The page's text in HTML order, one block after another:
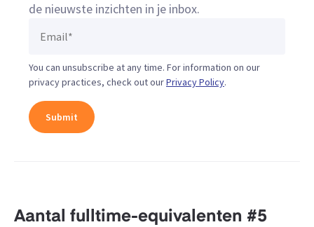
de nieuwste inzichten in je inbox.
You can unsubscribe at any time. For information on our
privacy practices, check out ourPrivacy Policy.
Aantal fulltime-equivalenten #5